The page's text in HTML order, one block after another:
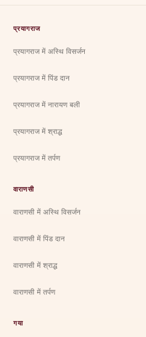
प्रयागराज
प्रयागराज में अस्थि विसर्जन
प्रयागराज में पिंड दान
प्रयागराज में नारायण बली
प्रयागराज में श्राद्ध
प्रयागराज में तर्पण
वाराणसी
वाराणसी में अस्थि विसर्जन
वाराणसी में पिंड दान
वाराणसी में श्राद्ध
वाराणसी में तर्पण
गया